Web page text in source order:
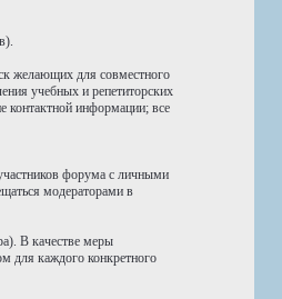
желающих для совместного
учебных и репетиторских
контактной информации; все
форума с личными
модераторами в
В качестве меры
для каждого конкретного